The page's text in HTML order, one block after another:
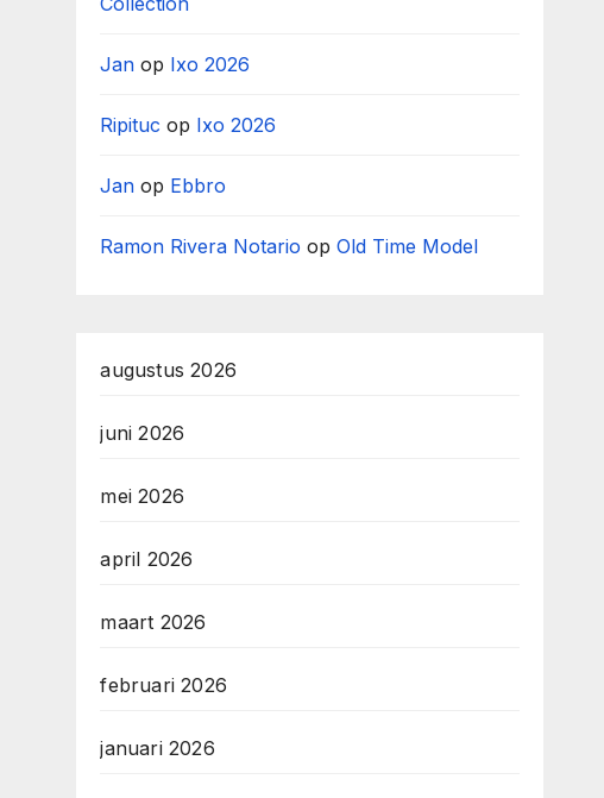
Jan op Ixo 2026
Ripituc op Ixo 2026
Jan op Ebbro
Ramon Rivera Notario opOld Time Model
augustus 2026
juni 2026
mei 2026
april 2026
maart 2026
februari 2026
januari 2026